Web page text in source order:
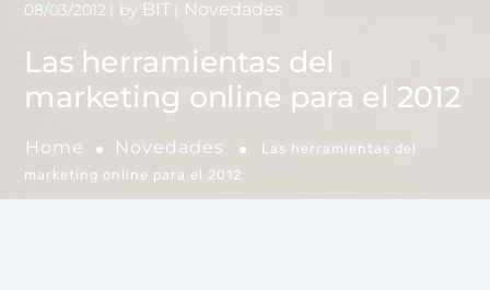
Las herramientas del
marketing online para el 2012
Home Novedades
Las herramientas del
marketing online para el 2012
08/03/2012 by BIT Novedades